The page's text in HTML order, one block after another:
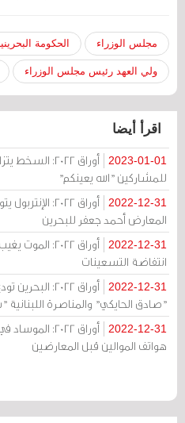
مجلس الوزراء الحكومة
ولي العهد رئيس مجلس الوزراء
اقرأ أيضا
2023-01-01
أوراق 2022:
للمشاركين "الله يعينكم"
2022-12-31
أوراق 2022:
المعارض أحمد جعفر للبحرين
2022-12-31
أوراق 2022:
انتفاضة التسعينات
2022-12-31
أوراق 2022:
"صادق الحايكي" والمناصرة اللبنانية
2022-12-31
أوراق 2022:
هواتف الموالين قبل المعارضين